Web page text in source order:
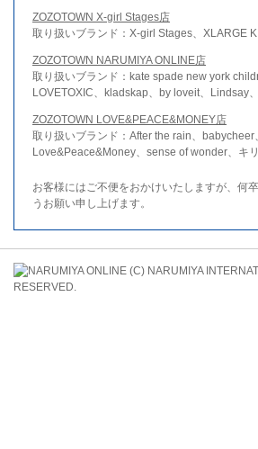
ZOZOTOWN X-girl Stages店
取り扱いブランド：X-girl Stages、XLARGE
ZOZOTOWN NARUMIYA ONLINE店
取り扱いブランド：kate spade new york
LOVETOXIC、kladskap、by loveit、Lindsay
ZOZOTOWN LOVE&PEACE&MONEY店
取り扱いブランド：After the rain、babycheer、
Love&Peace&Money、sense of wonder、キ
お客様にはご不便をおかけいたしますが、何
うお願い申し上げます。